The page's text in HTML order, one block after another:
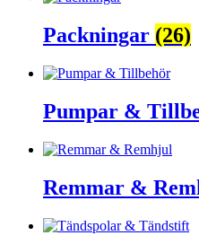
Packningar (26)
Pumpar &
Remmar &